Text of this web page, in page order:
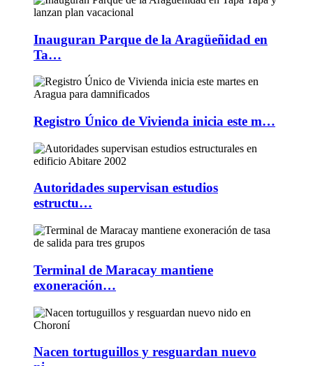
Inauguran Parque de la Aragüeñidad en
Ta…
Registro Único de Vivienda inicia este m…
Autoridades supervisan estudios
estructu…
Terminal de Maracay mantiene
exoneración…
Nacen tortuguillos y resguardan nuevo